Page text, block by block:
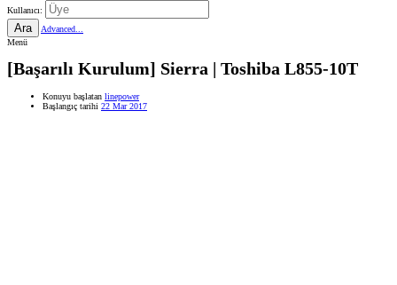
Kullanıcı:
Ara
Advanced...
Menü
[Başarılı Kurulum] Sierra | Toshiba L855-10T
Konuyu başlatan linepower
Başlangıç tarihi 22 Mar 2017